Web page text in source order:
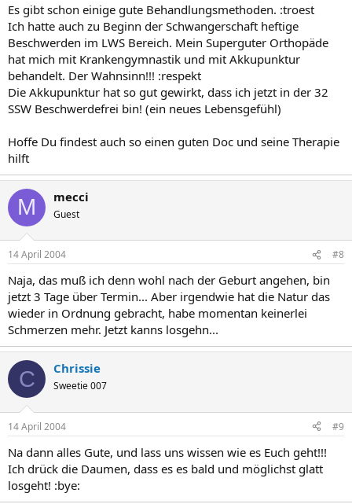
Es gibt schon einige gute Behandlungsmethoden. :troest
Ich hatte auch zu Beginn der Schwangerschaft heftige
Beschwerden im LWS Bereich. Mein Superguter Orthopäde
hat mich mit Krankengymnastik und mit Akkupunktur
behandelt. Der Wahnsinn!!! :respekt
Die Akkupunktur hat so gut gewirkt, dass ich jetzt in der 32
SSW Beschwerdefrei bin! (ein neues Lebensgefühl)
Hoffe Du findest auch so einen guten Doc und seine Therapie
hilft
M mecci
Guest
14 April 2004 #8
Naja, das muß ich denn wohl nach der Geburt angehen, bin
jetzt 3 Tage über Termin... Aber irgendwie hat die Natur das
wieder in Ordnung gebracht, habe momentan keinerlei
Schmerzen mehr. Jetzt kanns losgehn...
C Chrissie
Sweetie 007
14 April 2004 #9
Na dann alles Gute, und lass uns wissen wie es Euch geht!!!
Ich drück die Daumen, dass es es bald und möglichst glatt
losgeht! :bye: